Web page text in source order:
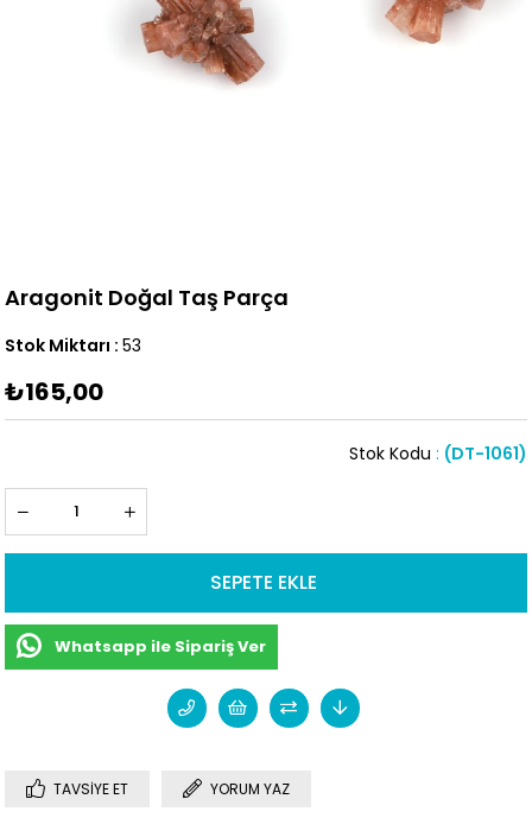
Aragonit Doğal Taş Parça
Stok Miktarı : 53
₺165,00
(DT-1061)
Stok Kodu
Whatsapp ile Sipariş Ver
TAVSIYE ET YORUM YAZ